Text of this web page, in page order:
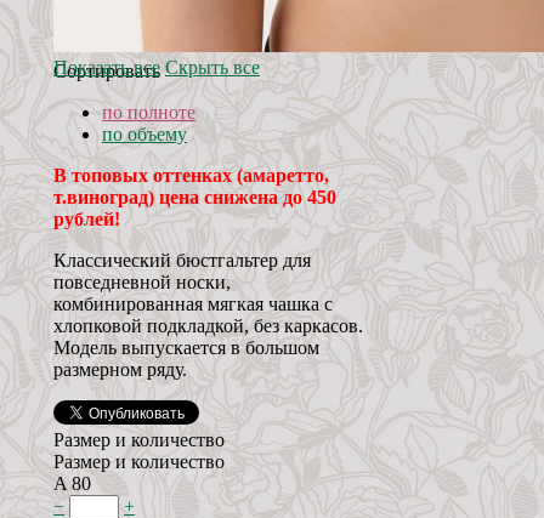
Показать все Скрыть все
Сортировать
по полноте
по объему
В топовых оттенках (амаретто,
т.виноград) цена снижена до 450
рублей!
Классический бюстгальтер для
повседневной носки,
комбинированная мягкая чашка с
хлопковой подкладкой, без каркасов.
Модель выпускается в большом
размерном ряду.
Размер и количество
Размер и количество
A 80
−
+